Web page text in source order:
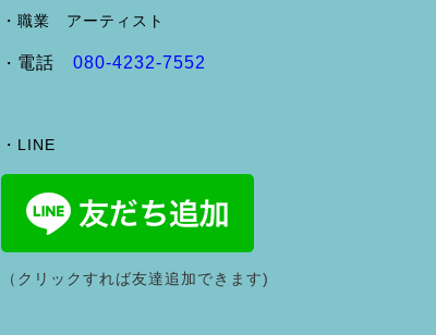
・職業 アーティスト
・ 電話 080-4232-7552
・LINE
（クリックすれば友達追加できます)